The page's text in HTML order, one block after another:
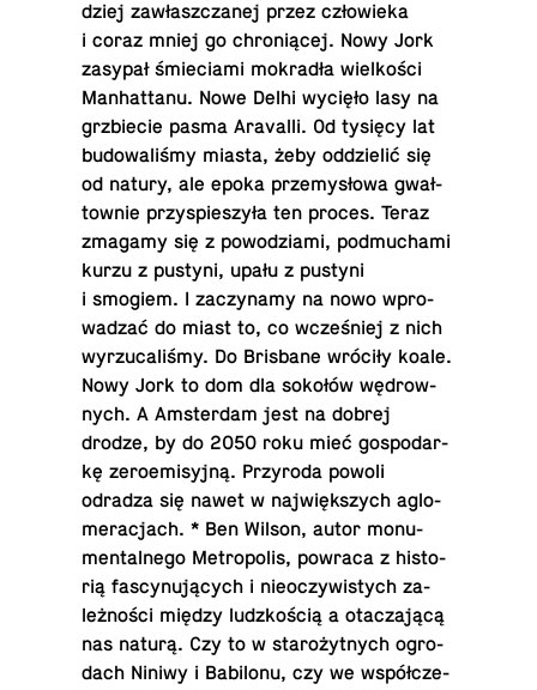
dziej za­własz­cza­nej przez czło­wie­ka
i coraz mniej go chro­nią­cej. Nowy Jork
zasypał śmie­cia­mi mo­kra­dła wiel­ko­ści
Man­hat­ta­nu. Nowe Delhi wycięło lasy na
grzbie­cie pasma Ara­val­li. Od tysięcy lat
bu­do­wa­li­śmy miasta, żeby od­dzie­lić się
od natury, ale epoka prze­my­sło­wa gwał­
tow­nie przy­spie­szy­ła ten proces. Teraz
zmagamy się z po­wo­dzia­mi, po­dmu­cha­mi
kurzu z pustyni, upału z pustyni
i smogiem. I za­czy­na­my na nowo wpro­
wa­dzać do miast to, co wcze­śniej z nich
wy­rzu­ca­li­śmy. Do Bris­ba­ne wróciły koale.
Nowy Jork to dom dla sokołów wę­drow­
nych. A Am­ster­dam jest na dobrej
drodze, by do 2050 roku mieć go­spo­dar­
kę ze­ro­emi­syj­ną. Przy­ro­da powoli
odradza się nawet w naj­więk­szych aglo­
me­ra­cjach. * Ben Wilson, autor mo­nu­
men­tal­ne­go Me­tro­po­lis, powraca z hi­sto­
rią fa­scy­nu­ją­cych i nie­oczy­wi­stych za­
leż­no­ści między ludz­ko­ścią a ota­cza­ją­cą
nas naturą. Czy to w sta­ro­żyt­nych ogro­
dach Niniwy i Ba­bi­lo­nu, czy we współ­cze­